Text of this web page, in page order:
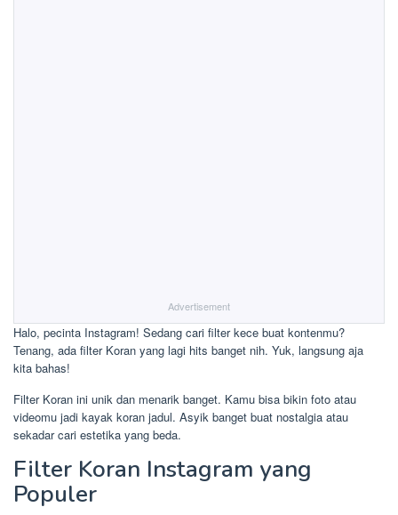
Advertisement
Halo, pecinta Instagram! Sedang cari filter kece buat kontenmu?
Tenang, ada filter Koran yang lagi hits banget nih. Yuk, langsung aja
kita bahas!
Filter Koran ini unik dan menarik banget. Kamu bisa bikin foto atau
videomu jadi kayak koran jadul. Asyik banget buat nostalgia atau
sekadar cari estetika yang beda.
Filter Koran Instagram yang
Populer